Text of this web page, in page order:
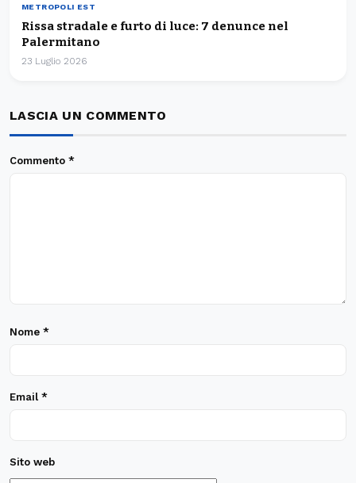
METROPOLI EST
Rissa stradale e furto di luce: 7 denunce nel
Palermitano
23 Luglio 2026
LASCIA UN COMMENTO
Commento *
Nome *
Email *
Sito web